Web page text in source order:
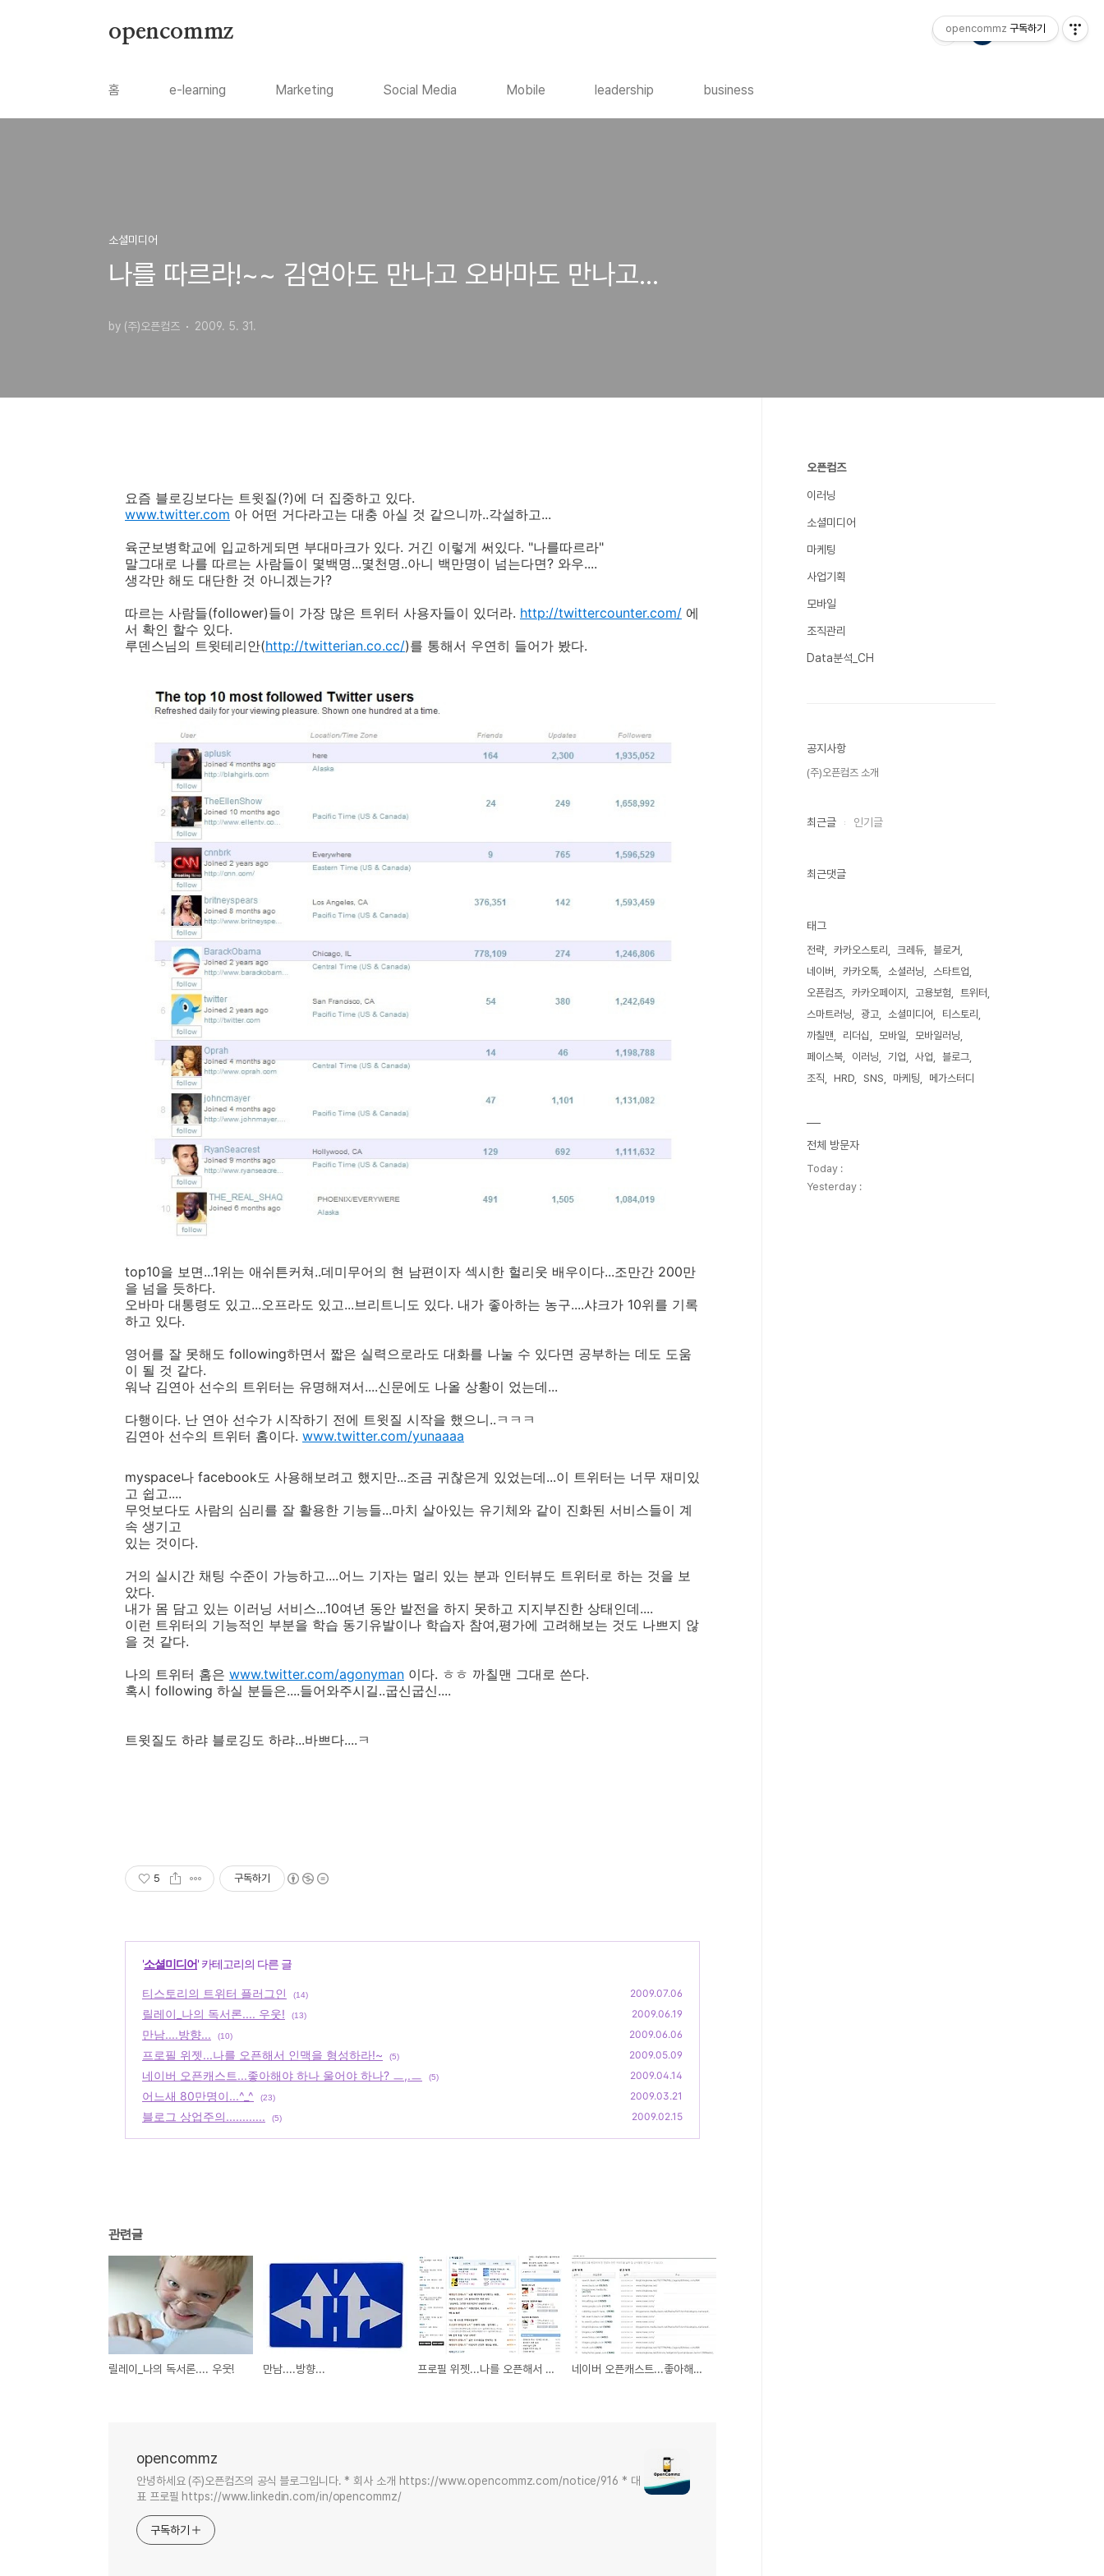
opencommz
홈 e-learning Marketing Social Media Mobile leadership business
소셜미디어
나를 따르라!~~ 김연아도 만나고 오바마도 만나고...
by (주)오픈컴즈 2009. 5. 31.
요즘 블로깅보다는 트윗질(?)에 더 집중하고 있다.
www.twitter.com 아 어떤 거다라고는 대충 아실 것 같으니까..각설하고...
육군보병학교에 입교하게되면 부대마크가 있다. 거긴 이렇게 써있다. "나를따르라"
말그대로 나를 따르는 사람들이 몇백명...몇천명..아니 백만명이 넘는다면? 와우....
생각만 해도 대단한 것 아니겠는가?
따르는 사람들(follower)들이 가장 많은 트위터 사용자들이 있더라. http://twittercounter.com/ 에
서 확인 할수 있다.
루덴스님의 트윗테리안(http://twitterian.co.cc/)를 통해서 우연히 들어가 봤다.
top10을 보면...1위는 애쉬튼커쳐..데미무어의 현 남편이자 섹시한 헐리웃 배우이다...조만간 200만
을 넘을 듯하다.
오바마 대통령도 있고...오프라도 있고...브리트니도 있다. 내가 좋아하는 농구....샤크가 10위를 기록
하고 있다.
영어를 잘 못해도 following하면서 짧은 실력으로라도 대화를 나눌 수 있다면 공부하는 데도 도움
이 될 것 같다.
워낙 김연아 선수의 트위터는 유명해져서....신문에도 나올 상황이 었는데...
다행이다. 난 연아 선수가 시작하기 전에 트윗질 시작을 했으니..ㅋㅋㅋ
김연아 선수의 트위터 홈이다. www.twitter.com/yunaaaa
myspace나 facebook도 사용해보려고 했지만...조금 귀찮은게 있었는데...이 트위터는 너무 재미있
고 쉽고....
무엇보다도 사람의 심리를 잘 활용한 기능들...마치 살아있는 유기체와 같이 진화된 서비스들이 계
속 생기고
있는 것이다.
거의 실시간 채팅 수준이 가능하고....어느 기자는 멀리 있는 분과 인터뷰도 트위터로 하는 것을 보
았다.
내가 몸 담고 있는 이러닝 서비스...10여년 동안 발전을 하지 못하고 지지부진한 상태인데....
이런 트위터의 기능적인 부분을 학습 동기유발이나 학습자 참여,평가에 고려해보는 것도 나쁘지 않
을 것 같다.
나의 트위터 홈은 www.twitter.com/agonyman 이다. ㅎㅎ 까칠맨 그대로 쓴다.
혹시 following 하실 분들은....들어와주시길..굽신굽신....
트윗질도 하랴 블로깅도 하랴...바쁘다....ㅋ
5 구독하기
'소셜미디어' 카테고리의 다른 글
티스토리의 트위터 플러그인 (14) 2009.07.06
릴레이_나의 독서론.... 우웃! (13) 2009.06.19
만남....방향... (10) 2009.06.06
프로필 위젯...나를 오픈해서 인맥을 형성하라!~ (5) 2009.05.09
네이버 오픈캐스트...좋아해야 하나 울어야 하나? ㅡ,.ㅡ (5) 2009.04.14
어느새 80만명이...^_^ (23) 2009.03.21
블로그 상업주의............ (5) 2009.02.15
관련글
릴레이_나의 독서론.... 우웃! 만남....방향... 프로필 위젯...나를 오픈해서 인맥을 형성하라!~ 네이버 오픈캐스트...좋아해야 하나 울어야 하나? ㅡ,.ㅡ
opencommz
안녕하세요 (주)오픈컴즈의 공식 블로그입니다. * 회사 소개 https://www.opencommz.com/notice/916 * 대
표 프로필 https://www.linkedin.com/in/opencommz/
구독하기
오픈컴즈
이러닝
소셜미디어
마케팅
사업기획
모바일
조직관리
Data분석_CH
공지사항
(주)오픈컴즈 소개
최근글 인기글
최근댓글
태그
전략 카카오스토리 크레듀
블로거
네이버
카카오톡 소셜러닝
스타트업
오픈컴즈
카카오페이지 고용보험
트위터
스마트러닝
광고 소셜미디어
티스토리
까칠맨
리더십 모바일
모바일러닝
페이스북
이러닝 기업 사업
블로그
조직
HRD SNS 마케팅 메가스터디
전체 방문자
Today :
Yesterday :
opencommz 구독하기